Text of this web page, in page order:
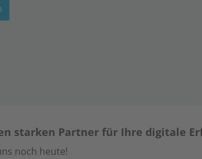
starken Partner für Ihre digitale
noch heute!